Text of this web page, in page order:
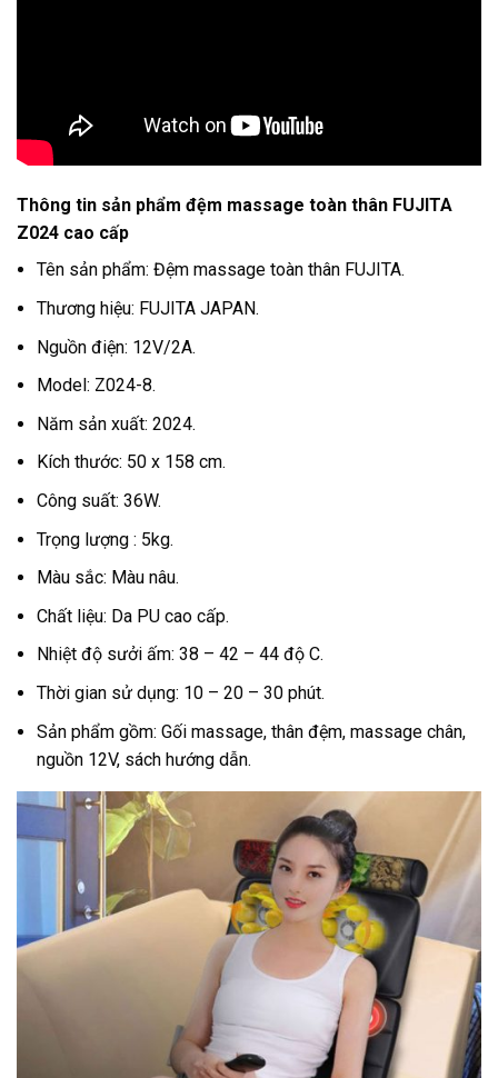
Thông tin sản phẩm đệm massage toàn thân FUJITA
Z024 cao cấp
Tên sản phẩm: Đệm massage toàn thân FUJITA.
Thương hiệu: FUJITA JAPAN.
Nguồn điện: 12V/2A.
Model: Z024-8.
Năm sản xuất: 2024.
Kích thước: 50 x 158 cm.
Công suất: 36W.
Trọng lượng : 5kg.
Màu sắc: Màu nâu.
Chất liệu: Da PU cao cấp.
Nhiệt độ sưởi ấm: 38 – 42 – 44 độ C.
Thời gian sử dụng: 10 – 20 – 30 phút.
Sản phẩm gồm: Gối massage, thân đệm, massage chân,
nguồn 12V, sách hướng dẫn.